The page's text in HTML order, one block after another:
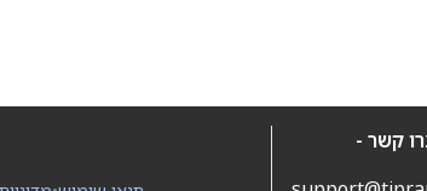
קשר -